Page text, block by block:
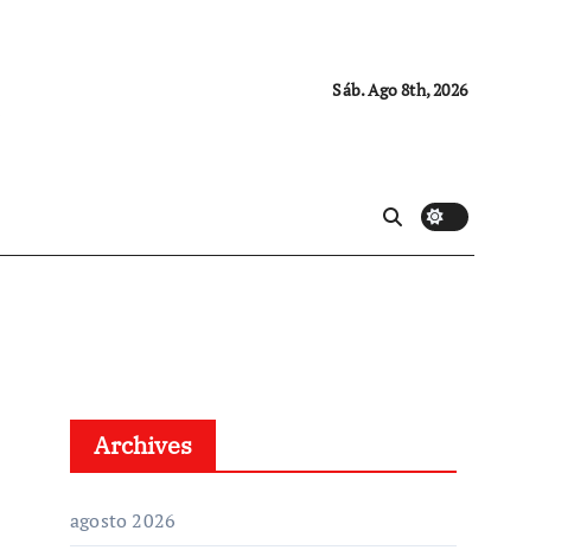
Sáb. Ago 8th, 2026
Archives
agosto 2026